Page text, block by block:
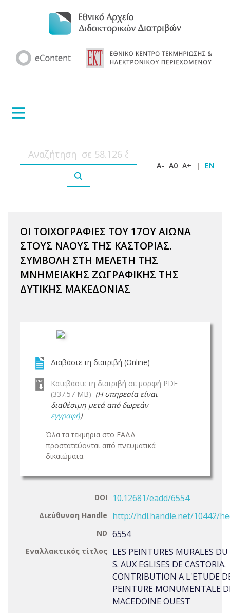
A- A0 A+ | EN
ΟΙ ΤΟΙΧΟΓΡΑΦΙΕΣ ΤΟΥ 17ΟΥ ΑΙΩΝΑ
ΣΤΟΥΣ ΝΑΟΥΣ ΤΗΣ ΚΑΣΤΟΡΙΑΣ.
ΣΥΜΒΟΛΗ ΣΤΗ ΜΕΛΕΤΗ ΤΗΣ
ΜΝΗΜΕΙΑΚΗΣ ΖΩΓΡΑΦΙΚΗΣ ΤΗΣ
ΔΥΤΙΚΗΣ ΜΑΚΕΔΟΝΙΑΣ
Διαβάστε τη διατριβή (Online)
Κατεβάστε τη διατριβή σε μορφή PDF
(337.57 MB) (Η υπηρεσία είναι
διαθέσιμη μετά από δωρεάν
εγγραφή)
Όλα τα τεκμήρια στο ΕΑΔΔ
προστατεύονται από πνευματικά
δικαιώματα.
DOI 10.12681/eadd/6554
Διεύθυνση Handle http://hdl.handle.net/10442/
ND 6554
Εναλλακτικός τίτλος LES PEINTURES MURALES
S. AUX EGLISES DE CASTORIA.
CONTRIBUTION A L'ETUDE
PEINTURE MONUMENTALE
MACEDOINE OUEST